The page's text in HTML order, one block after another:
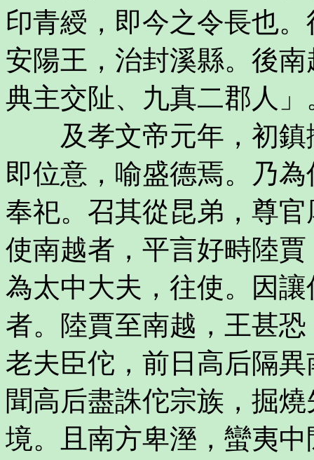
印青綬，即今之令長也
安陽王，治封溪縣。後
典主交阯、九真二郡人
及孝文帝元年，初鎮
即位意，喻盛德焉。乃
奉祀。召其從昆弟，尊
使南越者，平言好畤陸
為太中大夫，往使。因
者。陸賈至南越，王甚
老夫臣佗，前日高后隔
聞高后盡誅佗宗族，掘
境。且南方卑溼，蠻夷